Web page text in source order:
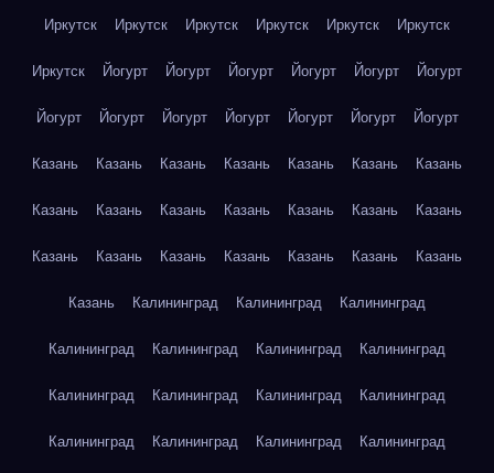
Иркутск Иркутск Иркутск Иркутск Иркутск Иркутск
Иркутск Йогурт Йогурт Йогурт Йогурт Йогурт Йогурт
Йогурт Йогурт Йогурт Йогурт Йогурт Йогурт Йогурт
Казань Казань Казань Казань Казань Казань Казань
Казань Казань Казань Казань Казань Казань Казань
Казань Казань Казань Казань Казань Казань Казань
Казань Калининград Калининград Калининград
Калининград Калининград Калининград Калининград
Калининград Калининград Калининград Калининград
Калининград Калининград Калининград Калининград